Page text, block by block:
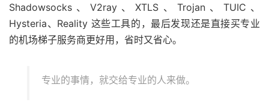
Shadowsocks、V2ray、XTLS、Trojan、TUIC、
Hysteria、Reality 这些工具的，最后发现还是直接买专业
的机场梯子服务商更好用，省时又省心。
专业的事情，就交给专业的人来做。